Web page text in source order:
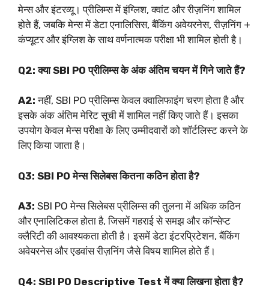
मेन्स और इंटरव्यू। प्रीलिम्स में इंग्लिश, क्वांट और रीज़निंग शामिल
होते हैं, जबकि मेन्स में डेटा एनालिसिस, बैंकिंग अवेयरनेस, रीज़निंग +
कंप्यूटर और इंग्लिश के साथ वर्णनात्मक परीक्षा भी शामिल होती है।
Q2: क्या SBI PO प्रीलिम्स के अंक अंतिम चयन में गिने जाते हैं?
A2: नहीं, SBI PO प्रीलिम्स केवल क्वालिफाइंग चरण होता है और
इसके अंक अंतिम मेरिट सूची में शामिल नहीं किए जाते हैं। इसका
उपयोग केवल मेन्स परीक्षा के लिए उम्मीदवारों को शॉर्टलिस्ट करने के
लिए किया जाता है।
Q3: SBI PO मेन्स सिलेबस कितना कठिन होता है?
A3: SBI PO मेन्स सिलेबस प्रीलिम्स की तुलना में अधिक कठिन
और एनालिटिकल होता है, जिसमें गहराई से समझ और कॉन्सेप्ट
क्लैरिटी की आवश्यकता होती है। इसमें डेटा इंटरप्रिटेशन, बैंकिंग
अवेयरनेस और एडवांस रीज़निंग जैसे विषय शामिल होते हैं।
Q4: SBI PO Descriptive Test में क्या लिखना होता है?